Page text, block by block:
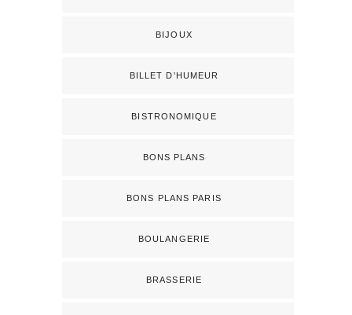
BIJOUX
BILLET D'HUMEUR
BISTRONOMIQUE
BONS PLANS
BONS PLANS PARIS
BOULANGERIE
BRASSERIE